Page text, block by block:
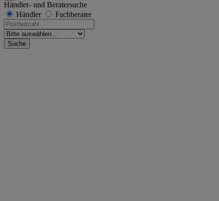
Händler- und Beratersuche
Händler
Fachberater